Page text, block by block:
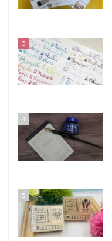
3
4
5